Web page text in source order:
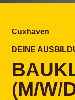
Cuxhaven
DEINE
(M/W/